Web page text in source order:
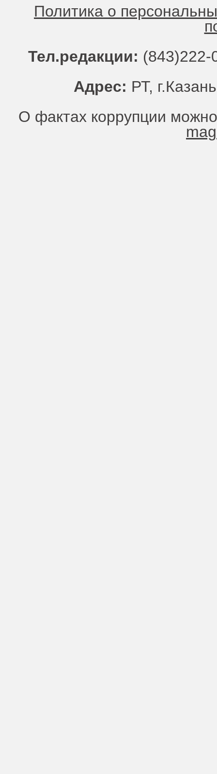
Политика о
Тел.редакции:
Адрес: РТ,
О фактах коррупции